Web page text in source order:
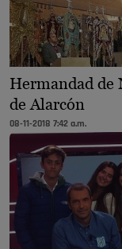
Hermandad de
de Alarcón
08-11-2018 7:42 a.m.